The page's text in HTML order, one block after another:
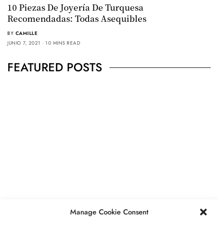
Manage Cookie Consent
10 Piezas De Joyería De Turquesa
Recomendadas: Todas Asequibles
BY CAMILLE
JUNIO 7, 2021
10 MINS READ
FEATURED POSTS